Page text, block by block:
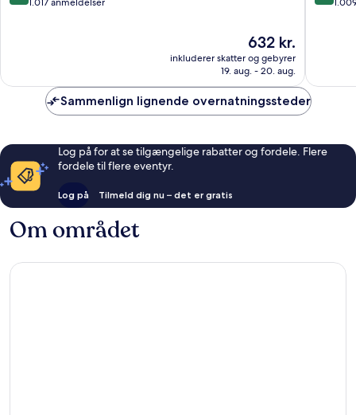
Prisen
632 kr.
632 kr.
inkluderer skatter og gebyrer
19. aug. - 20. aug.
Sammenlign lignende overnatningssteder
Log på for at se tilgængelige rabatter og fordele. Flere
fordele til flere eventyr.
Log på Tilmeld dig nu – det er gratis
Om området